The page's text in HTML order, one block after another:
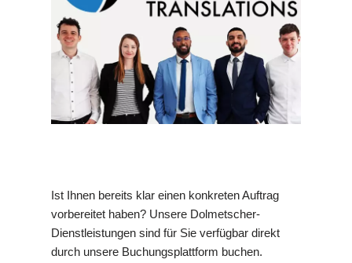
Ist Ihnen bereits klar einen konkreten Auftrag
vorbereitet haben? Unsere Dolmetscher-
Dienstleistungen sind für Sie verfügbar direkt
durch unsere Buchungsplattform buchen.